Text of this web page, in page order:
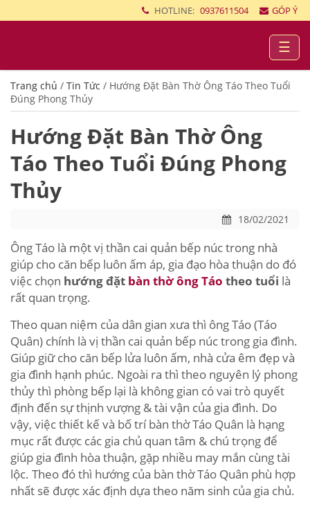
HOTLINE: 0937611504 GÓP Ý
☰
Trang chủ / Tin Tức / Hướng Đặt Bàn Thờ Ông Táo Theo Tuổi
Đúng Phong Thủy
Hướng Đặt Bàn Thờ Ông
Táo Theo Tuổi Đúng Phong
Thủy
18/02/2021
Ông Táo là một vị thần cai quản bếp núc trong nhà
giúp cho căn bếp luôn ấm áp, gia đạo hòa thuận do đó
việc chọn hướng đặt bàn thờ ông Táo theo tuổi là
rất quan trọng.
Theo quan niệm của dân gian xưa thì ông Táo (Táo
Quân) chính là vị thần cai quản bếp núc trong gia đình.
Giúp giữ cho căn bếp lửa luôn ấm, nhà cửa êm đẹp và
gia đình hạnh phúc. Ngoài ra thì theo nguyên lý phong
thủy thì phòng bếp lại là không gian có vai trò quyết
định đến sự thịnh vượng & tài vận của gia đình. Do
vậy, việc thiết kế và bố trí bàn thờ Táo Quân là hạng
mục rất được các gia chủ quan tâm & chú trọng để
giúp gia đình hòa thuận, gặp nhiều may mắn cùng tài
lộc. Theo đó thì hướng của bàn thờ Táo Quân phù hợp
nhất sẽ được xác định dựa theo năm sinh của gia chủ.